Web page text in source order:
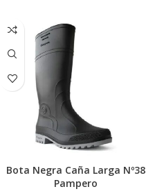
Bota Negra Caña Larga Nº38
Pampero